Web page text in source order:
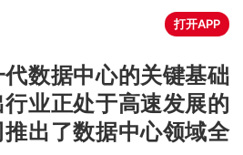
打开APP
代数据中心的关键基础
业正处于高速发展的
出了数据中心领域全